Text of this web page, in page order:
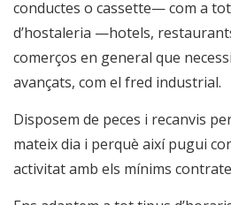
conductes o cassette— com a
d’hostaleria —hotels,
comerços en general que
avançats, com el fred industrial.
Disposem de peces i recanvis
mateix dia i perquè així pugui
activitat amb els mínims